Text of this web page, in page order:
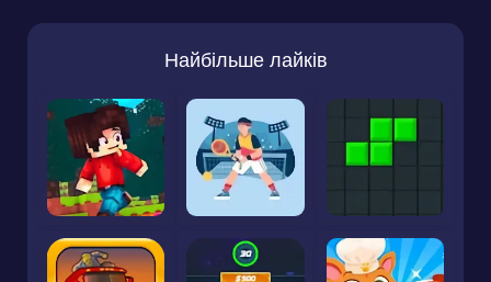
Найбільше лайків